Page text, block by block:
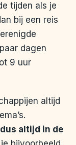
tijden als je
bij een reis
dagen
9 uur
altijd
altijd in de